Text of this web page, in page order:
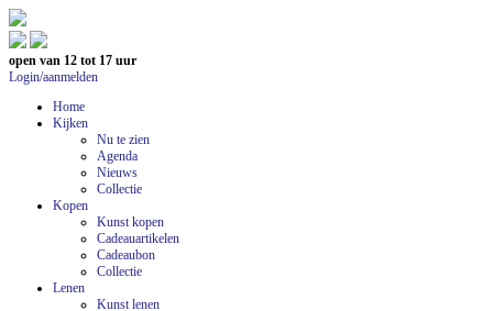
open van 12 tot 17 uur
Login/aanmelden
Home
Kijken
Nu te zien
Agenda
Nieuws
Collectie
Kopen
Kunst kopen
Cadeauartikelen
Cadeaubon
Collectie
Lenen
Kunst lenen